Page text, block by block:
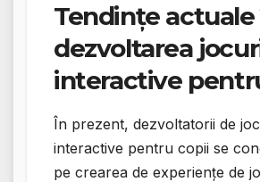
Tendințe actuale
dezvoltarea
interactive
În prezent, dezvoltatorii de
interactive pentru copii se
pe crearea de experiențe de